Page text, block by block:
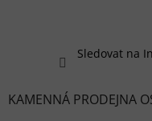
Sledovat na
KAMENNÁ PRODEJNA